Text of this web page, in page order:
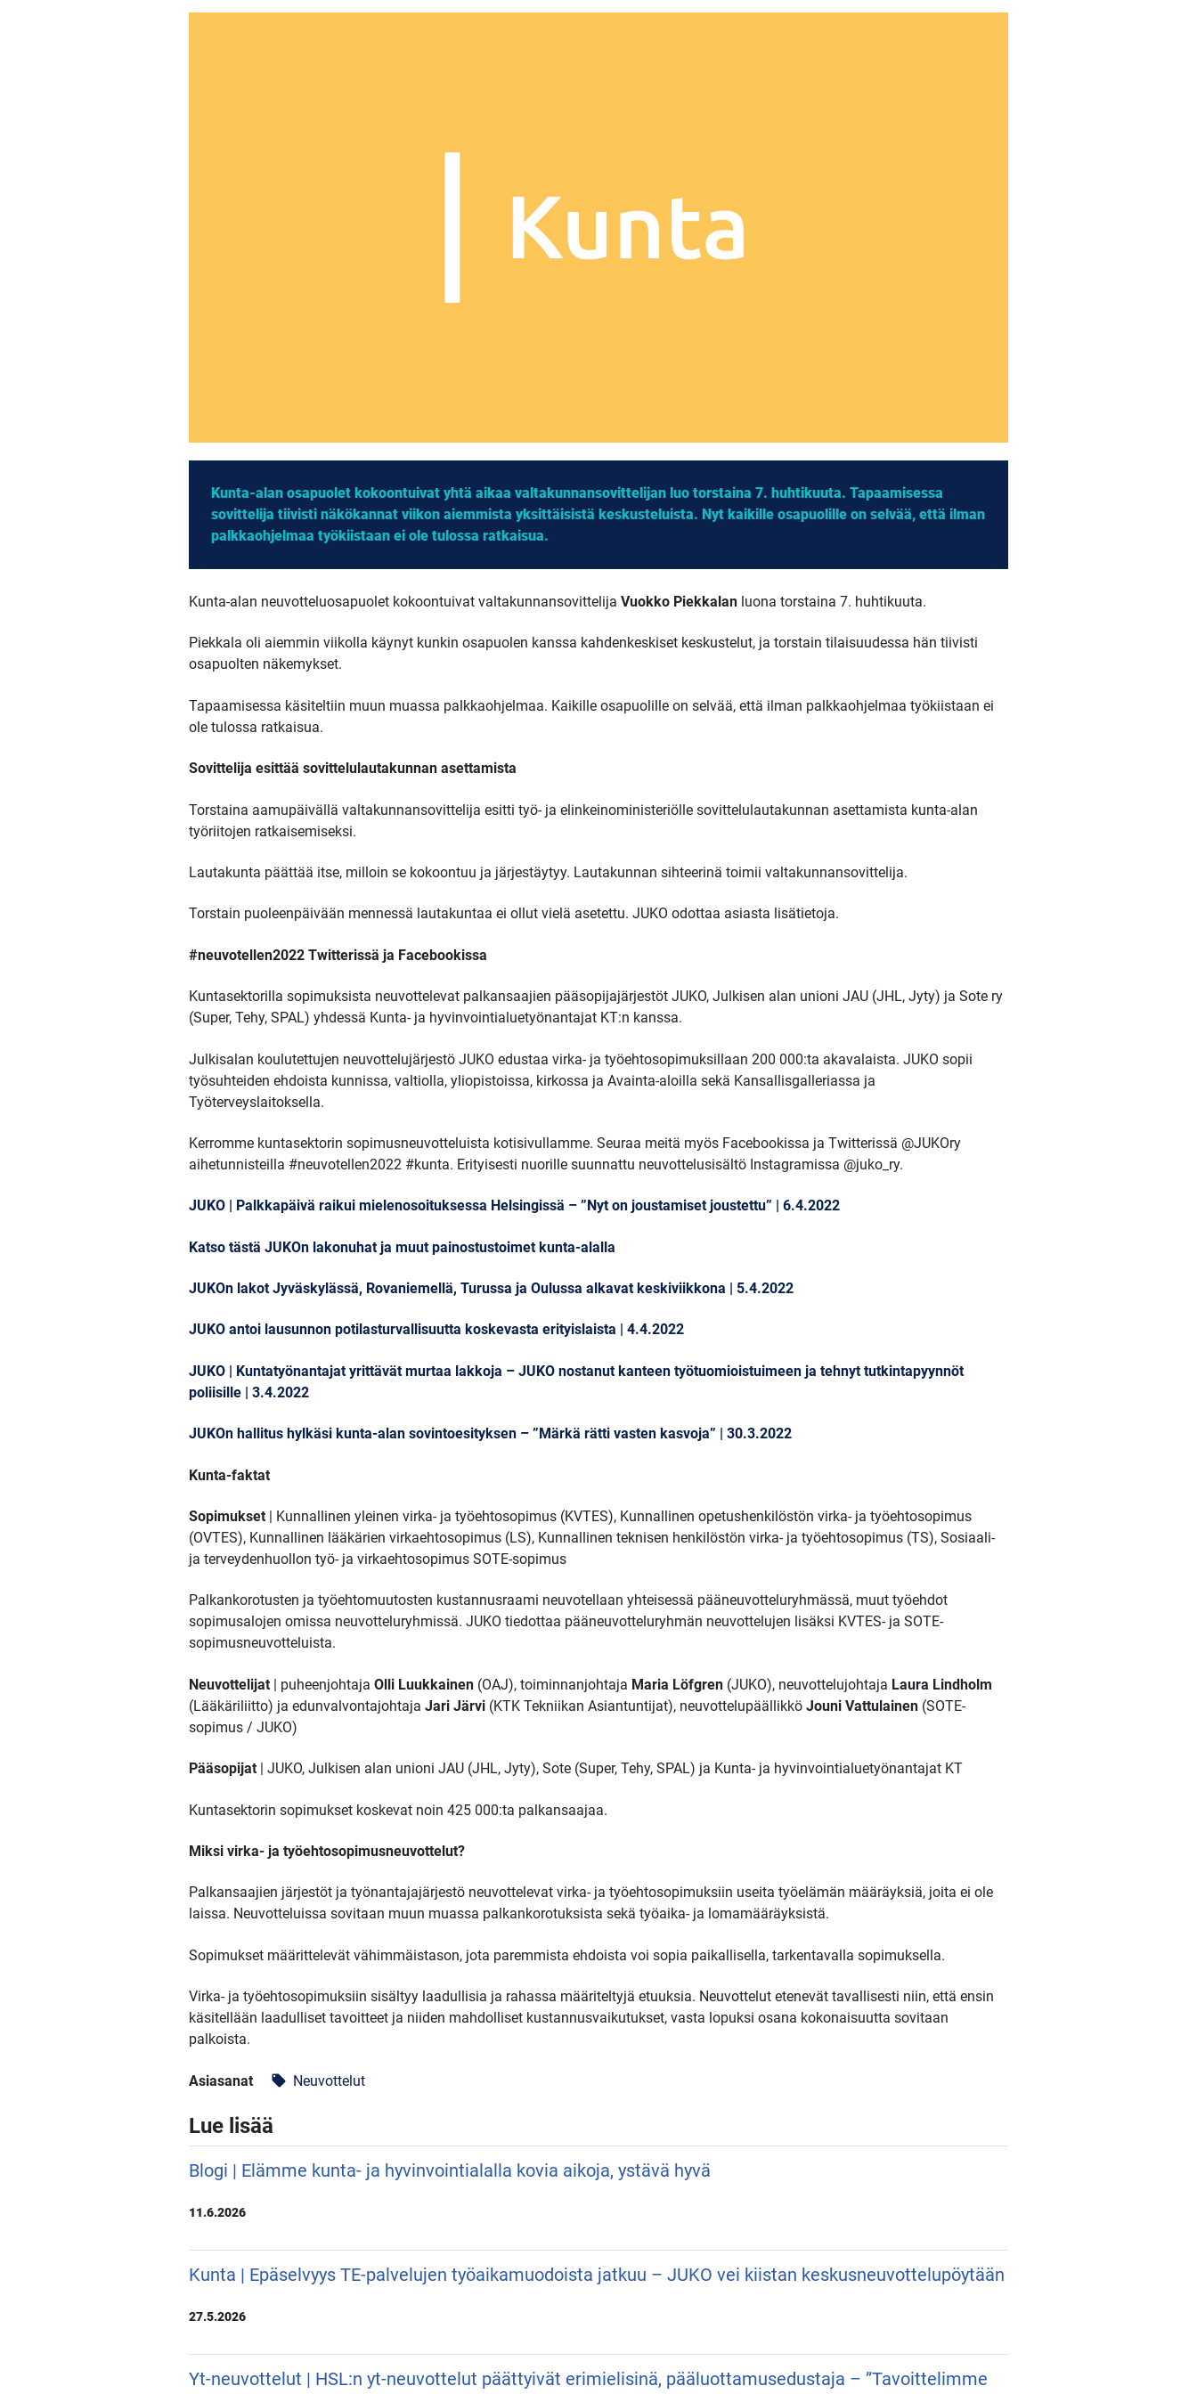
Kunta-alan osapuolet kokoontuivat yhtä aikaa valtakunnansovittelijan luo torstaina 7. huhtikuuta. Tapaamisessa
sovittelija tiivisti näkökannat viikon aiemmista yksittäisistä keskusteluista. Nyt kaikille osapuolille on selvää, että ilman
palkkaohjelmaa työkiistaan ei ole tulossa ratkaisua.
Kunta-alan neuvotteluosapuolet kokoontuivat valtakunnansovittelija Vuokko Piekkalanluona torstaina 7. huhtikuuta.
Piekkala oli aiemmin viikolla käynyt kunkin osapuolen kanssa kahdenkeskiset keskustelut, ja torstain tilaisuudessa hän tiivisti
osapuolten näkemykset.
Tapaamisessa käsiteltiin muun muassa palkkaohjelmaa. Kaikille osapuolille on selvää, että ilman palkkaohjelmaa työkiistaan ei
ole tulossa ratkaisua.
Sovittelija esittää sovittelulautakunnan asettamista
Torstaina aamupäivällä valtakunnansovittelija esitti työ- ja elinkeinoministeriölle sovittelulautakunnan asettamista kunta-alan
työriitojen ratkaisemiseksi.
Lautakunta päättää itse, milloin se kokoontuu ja järjestäytyy. Lautakunnan sihteerinä toimii valtakunnansovittelija.
Torstain puoleenpäivään mennessä lautakuntaa ei ollut vielä asetettu. JUKO odottaa asiasta lisätietoja.
#neuvotellen2022 Twitterissä ja Facebookissa
Kuntasektorilla sopimuksista neuvottelevat palkansaajien pääsopijajärjestöt JUKO, Julkisen alan unioni JAU (JHL, Jyty) ja Sote ry
(Super, Tehy, SPAL) yhdessä Kunta- ja hyvinvointialuetyönantajat KT:n kanssa.
Julkisalan koulutettujen neuvottelujärjestö JUKO edustaa virka- ja työehtosopimuksillaan 200 000:ta akavalaista. JUKO sopii
työsuhteiden ehdoista kunnissa, valtiolla, yliopistoissa, kirkossa ja Avainta-aloilla sekä Kansallisgalleriassa ja
Työterveyslaitoksella.
Kerromme kuntasektorin sopimusneuvotteluista kotisivullamme. Seuraa meitä myös Facebookissa ja Twitterissä @JUKOry
aihetunnisteilla #neuvotellen2022 #kunta. Erityisesti nuorille suunnattu neuvottelusisältö Instagramissa @juko_ry.
JUKO | Palkkapäivä raikui mielenosoituksessa Helsingissä – ”Nyt on joustamiset joustettu” | 6.4.2022
Katso tästä JUKOn lakonuhat ja muut painostustoimet kunta-alalla
JUKOn lakot Jyväskylässä, Rovaniemellä, Turussa ja Oulussa alkavat keskiviikkona | 5.4.2022
JUKO antoi lausunnon potilasturvallisuutta koskevasta erityislaista | 4.4.2022
JUKO | Kuntatyönantajat yrittävät murtaa lakkoja – JUKO nostanut kanteen työtuomioistuimeen ja tehnyt tutkintapyynnöt
poliisille | 3.4.2022
JUKOn hallitus hylkäsi kunta-alan sovintoesityksen – ”Märkä rätti vasten kasvoja” | 30.3.2022
Kunta-faktat
Sopimukset | Kunnallinen yleinen virka- ja työehtosopimus (KVTES), Kunnallinen opetushenkilöstön virka- ja työehtosopimus
(OVTES), Kunnallinen lääkärien virkaehtosopimus (LS), Kunnallinen teknisen henkilöstön virka- ja työehtosopimus (TS), Sosiaali-
ja terveydenhuollon työ- ja virkaehtosopimus SOTE-sopimus
Palkankorotusten ja työehtomuutosten kustannusraami neuvotellaan yhteisessä pääneuvotteluryhmässä, muut työehdot
sopimusalojen omissa neuvotteluryhmissä. JUKO tiedottaa pääneuvotteluryhmän neuvottelujen lisäksi KVTES- ja SOTE-
sopimusneuvotteluista.
Neuvottelijat | puheenjohtaja Olli Luukkainen (OAJ), toiminnanjohtaja Maria Löfgren(JUKO), neuvottelujohtaja Laura Lindholm
(Lääkäriliitto) ja edunvalvontajohtaja Jari Järvi(KTK Tekniikan Asiantuntijat), neuvottelupäällikkö Jouni Vattulainen (SOTE-
sopimus / JUKO)
Pääsopijat| JUKO, Julkisen alan unioni JAU (JHL, Jyty), Sote (Super, Tehy, SPAL) ja Kunta- ja hyvinvointialuetyönantajat KT
Kuntasektorin sopimukset koskevat noin 425 000:ta palkansaajaa.
Miksi virka- ja työehtosopimusneuvottelut?
Palkansaajien järjestöt ja työnantajajärjestö neuvottelevat virka- ja työehtosopimuksiin useita työelämän määräyksiä, joita ei ole
laissa. Neuvotteluissa sovitaan muun muassa palkankorotuksista sekä työaika- ja lomamääräyksistä.
Sopimukset määrittelevät vähimmäistason, jota paremmista ehdoista voi sopia paikallisella, tarkentavalla sopimuksella.
Virka- ja työehtosopimuksiin sisältyy laadullisia ja rahassa määriteltyjä etuuksia. Neuvottelut etenevät tavallisesti niin, että ensin
käsitellään laadulliset tavoitteet ja niiden mahdolliset kustannusvaikutukset, vasta lopuksi osana kokonaisuutta sovitaan
palkoista.
Asiasanat local_offer Neuvottelut
Lue lisää
Blogi | Elämme kunta- ja hyvinvointialalla kovia aikoja, ystävä hyvä
11.6.2026
Kunta | Epäselvyys TE-palvelujen työaikamuodoista jatkuu – JUKO vei kiistan keskusneuvottelupöytään
27.5.2026
Yt-neuvottelut | HSL:n yt-neuvottelut päättyivät erimielisinä, pääluottamusedustaja – ”Tavoittelimme